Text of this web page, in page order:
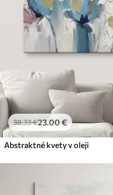
38.33€23.00€
Abstraktné kvety v oleji